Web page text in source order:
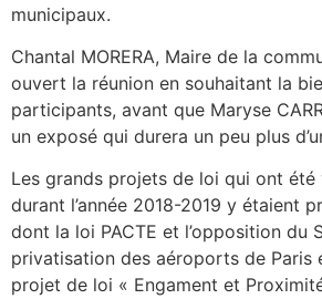
municipaux.
Chantal MORERA, Maire de la
ouvert la réunion en souhaitant la
participants, avant que Maryse
un exposé qui durera un peu plus
Les grands projets de loi qui ont été
durant l’année 2018-2019 y étaient
dont la loi PACTE et l’opposition du
privatisation des aéroports de Paris
projet de loi « Engament et